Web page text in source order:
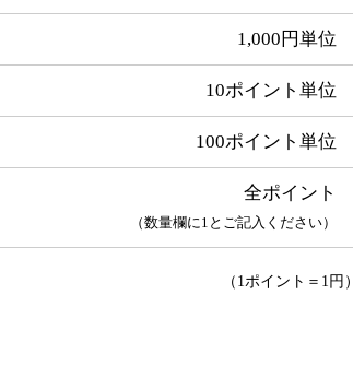
1,000円単位
10ポイント単位
100ポイント単位
全ポイント
（数量欄に1とご記入ください）
（1ポイント＝1円）